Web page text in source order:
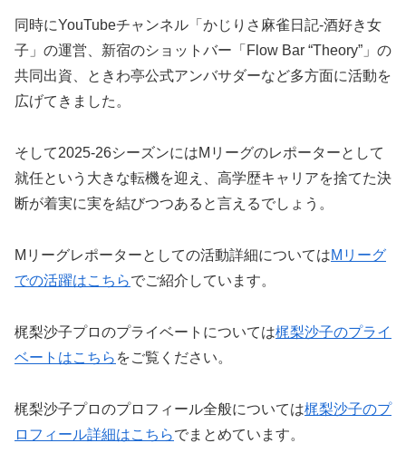
同時にYouTubeチャンネル「かじりさ麻雀日記-酒好き女
子」の運営、新宿のショットバー「Flow Bar “Theory”」の
共同出資、ときわ亭公式アンバサダーなど多方面に活動を
広げてきました。
そして2025-26シーズンにはMリーグのレポーターとして
就任という大きな転機を迎え、高学歴キャリアを捨てた決
断が着実に実を結びつつあると言えるでしょう。
Mリーグレポーターとしての活動詳細についてはMリーグ
での活躍はこちらでご紹介しています。
梶梨沙子プロのプライベートについては梶梨沙子のプライ
ベートはこちら をご覧ください。
梶梨沙子プロのプロフィール全般については梶梨沙子のプ
ロフィール詳細はこちらでまとめています。